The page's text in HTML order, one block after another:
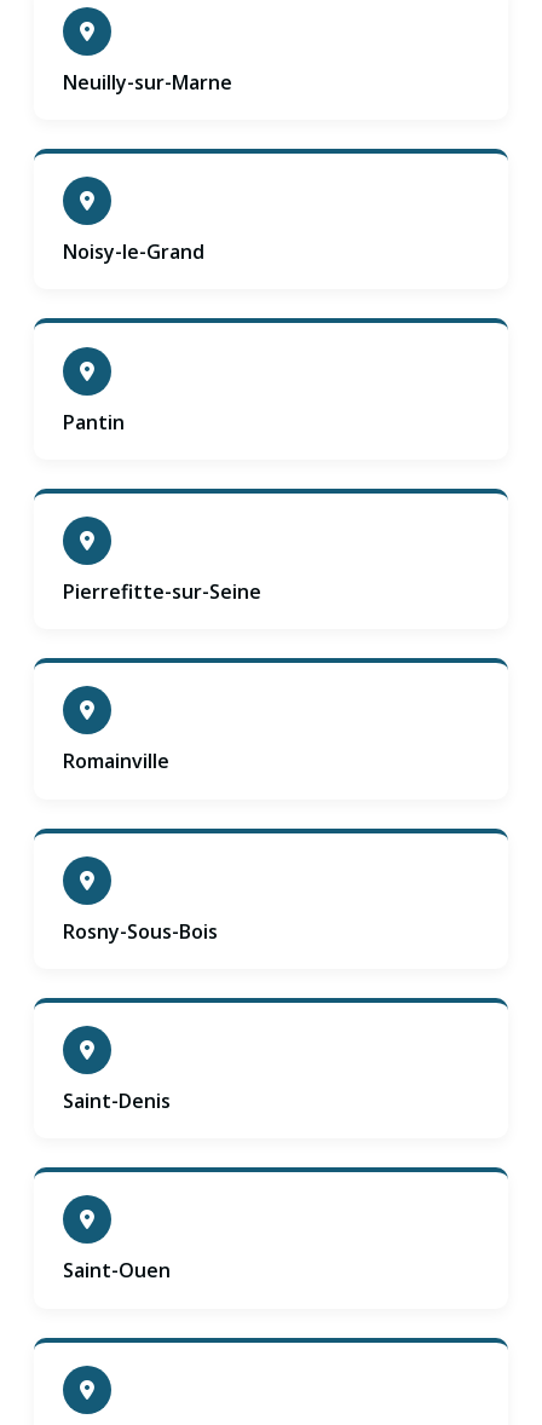
Neuilly-sur-Marne
Noisy-le-Grand
Pantin
Pierrefitte-sur-Seine
Romainville
Rosny-Sous-Bois
Saint-Denis
Saint-Ouen